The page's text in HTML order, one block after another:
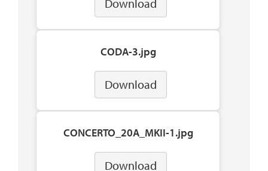
Download
CODA-3.jpg
Download
CONCERTO_20A_MKII-1.jpg
Download